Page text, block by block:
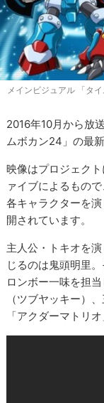
メインビジュアル 「タ
2016年10月から放
ムボカン24」の最
映像はプロジェク
ァイブによるもの
各キャラクターを
開されています。
主人公・トキオを
じるのは鬼頭明里
ロンボー一味を担
（ツブヤッキー）
「アクダーマトリ